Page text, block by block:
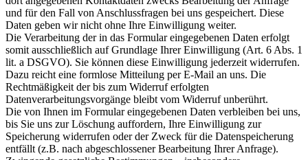
und für den Fall von Anschlussfragen bei uns gespeichert. Diese
Daten geben wir nicht ohne Ihre Einwilligung weiter.
Die Verarbeitung der in das Formular eingegebenen Daten erfolgt
somit ausschließlich auf Grundlage Ihrer Einwilligung (Art. 6 Abs. 1
lit. a DSGVO). Sie können diese Einwilligung jederzeit widerrufen.
Dazu reicht eine formlose Mitteilung per E-Mail an uns. Die
Rechtmäßigkeit der bis zum Widerruf erfolgten
Datenverarbeitungsvorgänge bleibt vom Widerruf unberührt.
Die von Ihnen im Formular eingegebenen Daten verbleiben bei uns,
bis Sie uns zur Löschung auffordern, Ihre Einwilligung zur
Speicherung widerrufen oder der Zweck für die Datenspeicherung
entfällt (z.B. nach abgeschlossener Bearbeitung Ihrer Anfrage).